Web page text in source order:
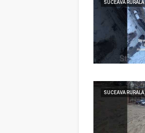
SUCEAVA RURALĂ
SUCEAVA RURALĂ